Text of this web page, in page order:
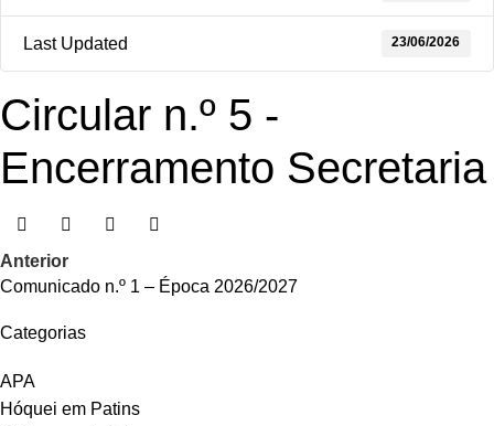
Last Updated 23/06/2026
Circular n.º 5 -
Encerramento Secretaria
Anterior
Comunicado n.º 1 – Época 2026/2027
Categorias
APA
Hóquei em Patins